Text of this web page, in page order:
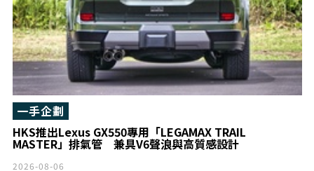
HKS推出Lexus GX550專用「LEGAMAX TRAIL
MASTER」排氣管 兼具V6聲浪與高質感設計
一手企劃
2026-08-06